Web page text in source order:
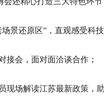
景还原区”，直观感受科技
接会，面对面洽谈合作；
现场解读江苏最新政策，